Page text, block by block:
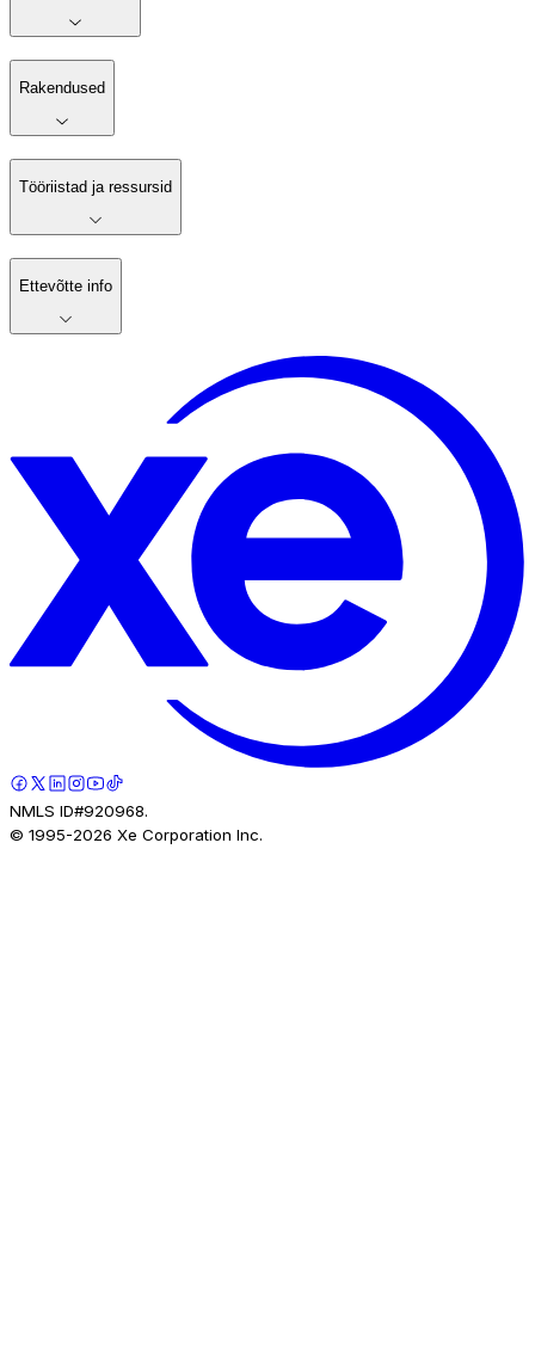
Rakendused
Tööriistad ja ressursid
Ettevõtte info
NMLS ID#920968.
© 1995-2026 Xe Corporation Inc.